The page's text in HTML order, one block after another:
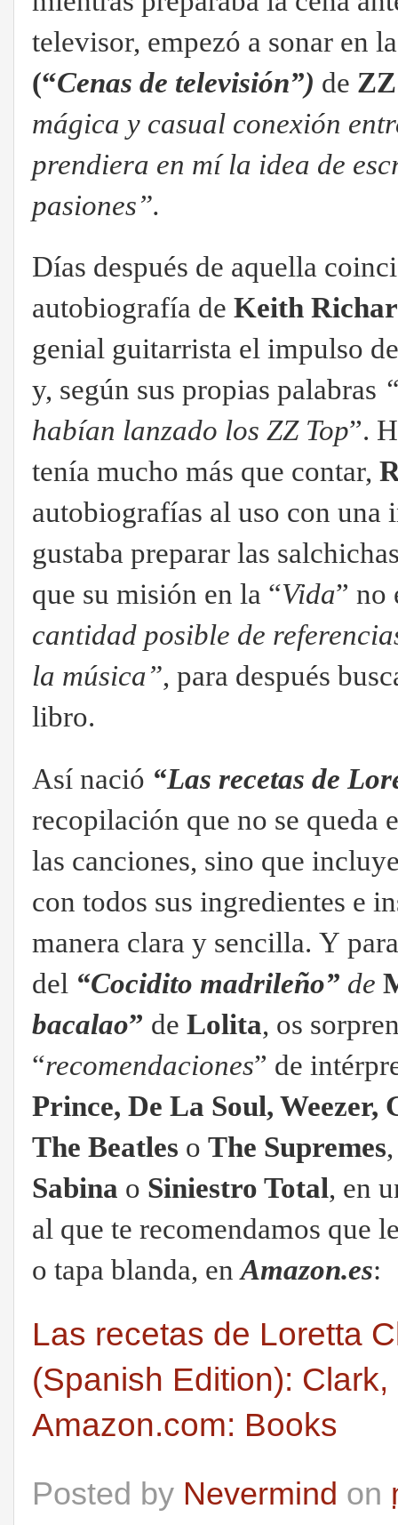
televisor, empezó a sonar en
(“Cenas de televisión”) de
mágica y casual conexión
prendiera en mí la idea de
pasiones”.
Días después de aquella
autobiografía de Keith
genial guitarrista el impulso
y, según sus propias palabras
habían lanzado los ZZ Top”.
tenía mucho más que contar,
autobiografías al uso con una
gustaba preparar las
que su misión en la “Vida” no
cantidad posible de
la música”, para después
libro.
Así nació “Las recetas de
recopilación que no se queda
las canciones, sino que
con todos sus ingredientes e
manera clara y sencilla. Y
del “Cocidito madrileño” de
bacalao” de Lolita, os
“recomendaciones” de
Prince, De La Soul, Weezer,
The Beatles o The Supremes
Sabina o Siniestro Total, en
al que te recomendamos que
o tapa blanda, en Amazon.es:
Las recetas de Loretta
(Spanish Edition):
Amazon.com: Books
Posted by Nevermind on